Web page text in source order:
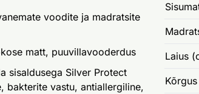
voodite ja madratsite
matt, puuvillavooderdus
sisaldusega Silver Protect
bakterite vastu, antiallergiline,
Laius